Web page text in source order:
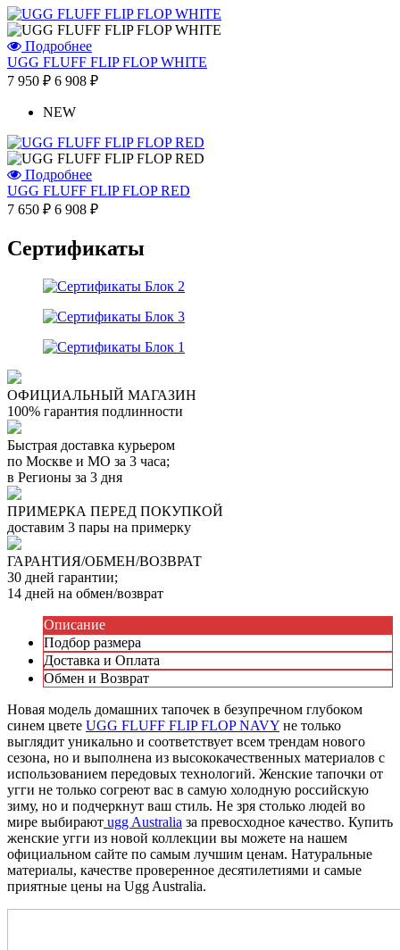
Подробнее
UGG FLUFF FLIP FLOP WHITE
7 950 ₽ 6 908 ₽
NEW
Подробнее
UGG FLUFF FLIP FLOP RED
7 650 ₽ 6 908 ₽
Сертификаты
ОФИЦИАЛЬНЫЙ МАГАЗИН
100% гарантия подлинности
Быстрая доставка курьером
по Москве и МО за 3 часа;
в Регионы за 3 дня
ПРИМЕРКА ПЕРЕД ПОКУПКОЙ
доставим 3 пары на примерку
ГАРАНТИЯ/ОБМЕН/ВОЗВРАТ
30 дней гарантии;
14 дней на обмен/возврат
Описание
Подбор размера
Доставка и Оплата
Обмен и Возврат
Новая модель домашних тапочек в безупречном глубоком
синем цвете UGG FLUFF FLIP FLOP NAVY не только
выглядит уникально и соответствует всем трендам нового
сезона, но и выполнена из высококачественных материалов с
использованием передовых технологий. Женские тапочки от
угги не только согреют вас в самую холодную российскую
зиму, но и подчеркнут ваш стиль. Не зря столько людей во
мире выбирают ugg Australia за превосходное качество. Купить
женские угги из новой коллекции вы можете на нашем
официальном сайте по самым лучшим ценам. Натуральные
материалы, качестве проверенное десятилетиями и самые
приятные цены на Ugg Australia.